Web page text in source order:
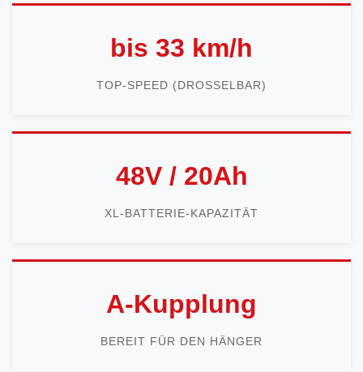
bis 33 km/h
TOP-SPEED (DROSSELBAR)
48V / 20Ah
XL-BATTERIE-KAPAZITÄT
A-Kupplung
BEREIT FÜR DEN HÄNGER